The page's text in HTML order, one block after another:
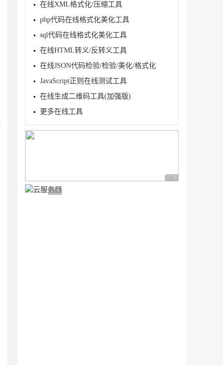
在线XML格式化/压缩工具
php代码在线格式化美化工具
sql代码在线格式化美化工具
在线HTML转义/反转义工具
在线JSON代码检验/检验/美化/格式化
JavaScript正则在线测试工具
在线生成二维码工具(加强版)
更多在线工具
广告 商业广告，理性
广告 商业广告，理性选择